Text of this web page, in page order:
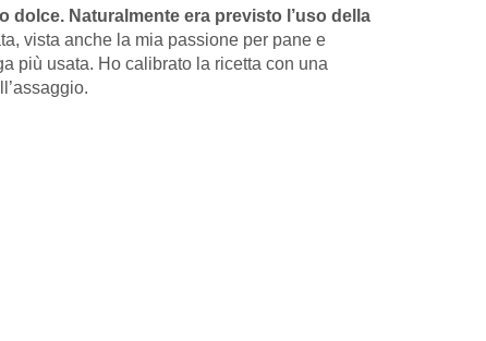
dolce. Naturalmente era previsto l’uso della
vista anche la mia passione per pane e
più usata. Ho calibrato la ricetta con una